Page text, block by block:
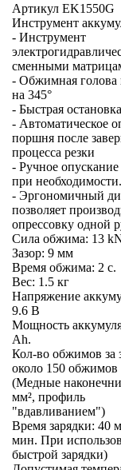
Артикул EK1550G
Инструмент
- Инструмент
сменными
- Обжимная голова
на 345°
- Быстрая остановка
- Автоматическое
поршня после
процесса резки
- Ручное
при необходимости.
- Эргономичный
позволяет
опрессовку одной
Сила обжима: 13
Зазор: 9 мм
Время обжима: 2 с.
Вес: 1.5 кг
Напряжение
9.6 В
Мощность
Ah.
Кол-во обжимов за
около 150 обжимов
(Медные
мм², профиль
"вдавливанием")
Время зарядки: 40
мин. При
быстрой зарядки)